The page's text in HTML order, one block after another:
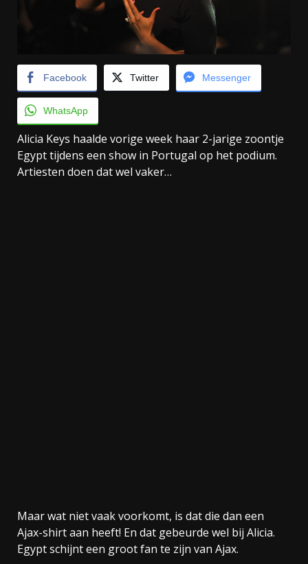
Facebook Twitter Messenger
WhatsApp
Alicia Keys haalde vorige week haar 2-jarige zoontje
Egypt tijdens een show in Portugal op het podium.
Artiesten doen dat wel vaker…
Maar wat niet vaak voorkomt, is dat die dan een
Ajax-shirt aan heeft! En dat gebeurde wel bij Alicia.
Egypt schijnt een groot fan te zijn van Ajax.